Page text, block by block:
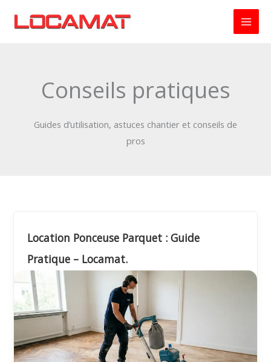
Conseils pratiques
Guides d’utilisation, astuces chantier et conseils de
pros
Location Ponceuse Parquet : Guide
Pratique – Locamat.